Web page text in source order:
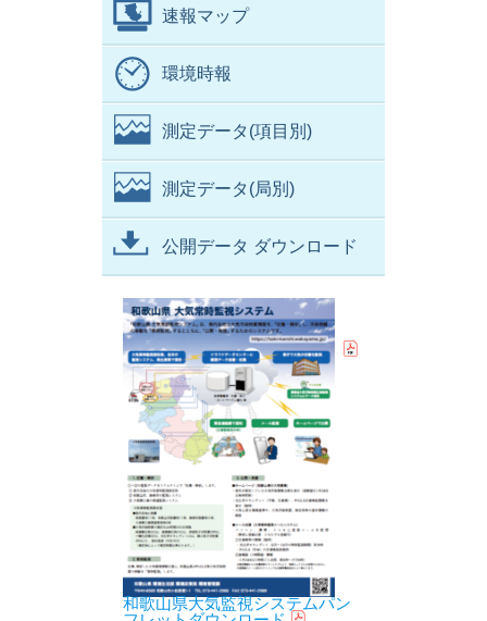
速報マップ
環境時報
測定データ(項目別)
測定データ(局別)
公開データ ダウンロード
和歌山県大気監視システムパン